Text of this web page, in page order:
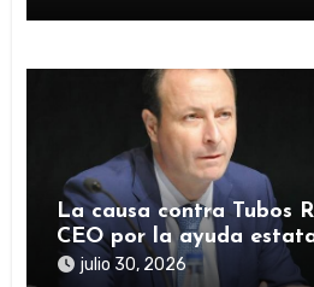
La causa contra Tubos
CEO por la ayuda
pandemia sigue abierta
julio 30, 2026